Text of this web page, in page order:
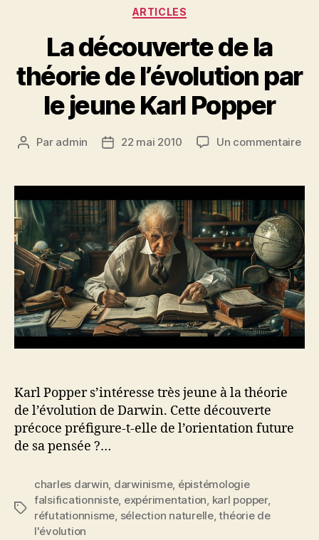
Catégories
ARTICLES
La découverte de la
théorie de l’évolution par
le jeune Karl Popper
Auteur
Par admin
Date22 mai 2010 Un commentairesur
de
la
de
par
le
Karl Popper s’intéresse très jeune à la théorie
de l’évolution de Darwin. Cette découverte
précoce préfigure-t-elle de l’orientation future
de sa pensée ?…
Étiquettes
charles darwin, darwinisme, épistémologie
falsificationniste, expérimentation, karl popper,
réfutationnisme, sélection naturelle,théorie de
l'évolution